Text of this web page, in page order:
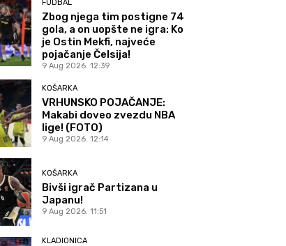
FUDBAL
Zbog njega tim postigne 74
gola, a on uopšte ne igra: Ko
je Ostin Mekfi, najveće
pojačanje Čelsija!
9 Aug 2026. 12:39
KOŠARKA
VRHUNSKO POJAČANJE:
Makabi doveo zvezdu NBA
lige! (FOTO)
9 Aug 2026. 12:14
KOŠARKA
Bivši igrač Partizana u
Japanu!
9 Aug 2026. 11:51
KLADIONICA